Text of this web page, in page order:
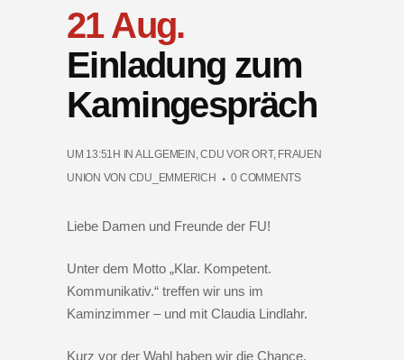
21 Aug.
Einladung zum
Kamingespräch
UM 13:51H IN ALLGEMEIN ,CDU VOR ORT, FRAUEN
UNION VON CDU_EMMERICH 0 COMMENTS
Liebe Damen und Freunde der FU!
Unter dem Motto „Klar. Kompetent.
Kommunikativ.“ treffen wir uns im
Kaminzimmer – und mit Claudia Lindlahr.
Kurz vor der Wahl haben wir die Chance,